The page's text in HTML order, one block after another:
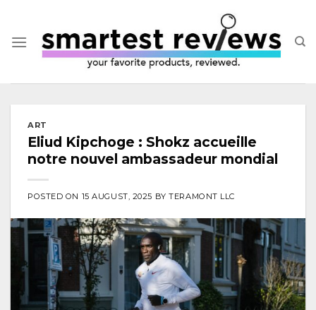
content
ART
Eliud Kipchoge : Shokz accueille
notre nouvel ambassadeur mondial
POSTED ON 15 AUGUST, 2025 BYTERAMONT LLC